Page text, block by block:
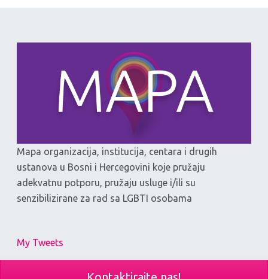
Mapa organizacija, institucija, centara i drugih
ustanova u Bosni i Hercegovini koje pružaju
adekvatnu potporu, pružaju usluge i/ili su
senzibilizirane za rad sa LGBTI osobama
My Tweets